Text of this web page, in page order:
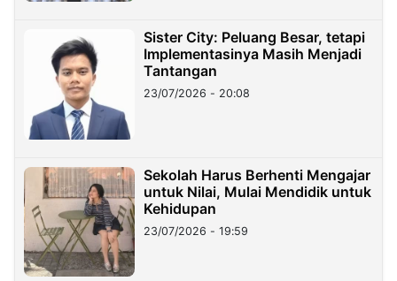
Sister City: Peluang Besar, tetapi
Implementasinya Masih Menjadi
Tantangan
23/07/2026 - 20:08
Sekolah Harus Berhenti Mengajar
untuk Nilai, Mulai Mendidik untuk
Kehidupan
23/07/2026 - 19:59